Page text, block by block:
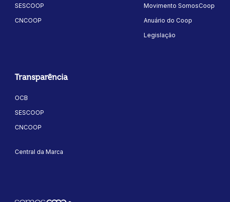
SESCOOP
CNCOOP
Movimento SomosCoop
Anuário do Coop
Legislação
Transparência
OCB
SESCOOP
CNCOOP
Central da Marca